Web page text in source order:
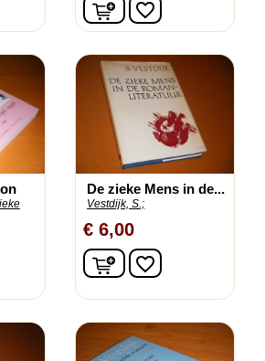
favorite_border
De zieke Mens in de...
Vestdijk, S.;
€ 6,00
In winkelwagen
favorite_border